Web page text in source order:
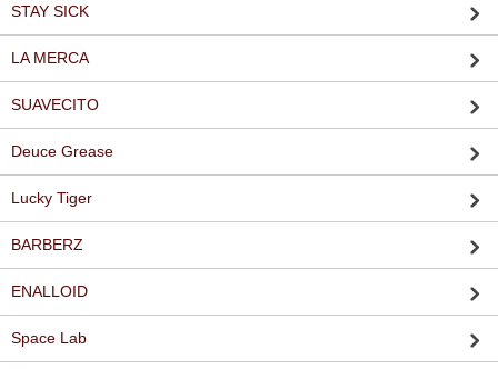
STAY SICK
LA MERCA
SUAVECITO
Deuce Grease
Lucky Tiger
BARBERZ
ENALLOID
Space Lab